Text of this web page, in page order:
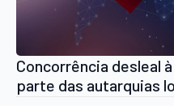
Concorrência desleal
parte das autarquias